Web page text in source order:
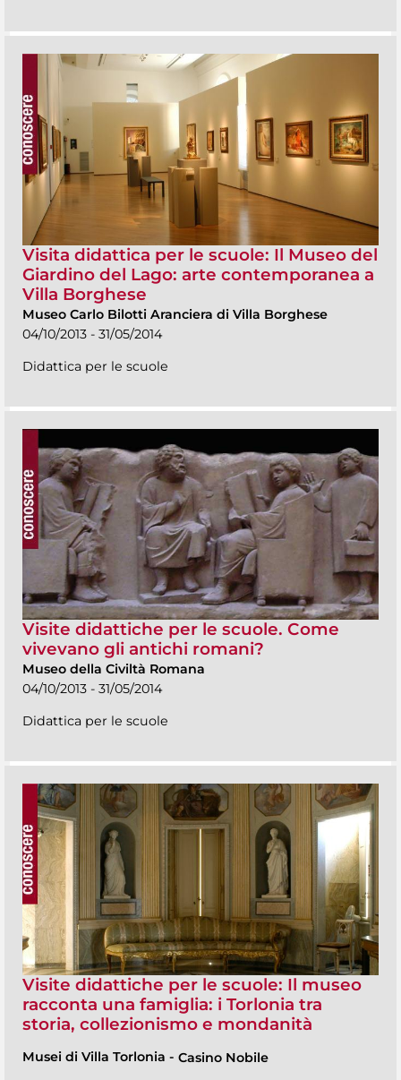
Visita didattica per le scuole: Il Museo del
Giardino del Lago: arte contemporanea a
Villa Borghese
Museo Carlo Bilotti Aranciera di Villa Borghese
04/10/2013 - 31/05/2014
Didattica per le scuole
Visite didattiche per le scuole. Come
vivevano gli antichi romani?
Museo della Civiltà Romana
04/10/2013 - 31/05/2014
Didattica per le scuole
Visite didattiche per le scuole: Il museo
racconta una famiglia: i Torlonia tra
storia, collezionismo e mondanità
Musei di Villa Torlonia - Casino Nobile